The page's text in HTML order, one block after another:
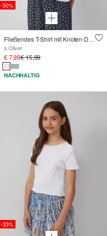
-50%
Fließendes T-Shirt mit Knoten-Detail und leichtem Glanz
s.Oliver
€ 7,99€ 15,99
NACHHALTIG
-33%